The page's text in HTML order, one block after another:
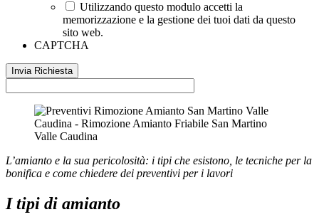
Utilizzando questo modulo accetti la
memorizzazione e la gestione dei tuoi dati da questo
sito web.
CAPTCHA
L’amianto e la sua pericolosità: i tipi che esistono, le tecniche per la
bonifica e come chiedere dei preventivi per i lavori
I tipi di amianto